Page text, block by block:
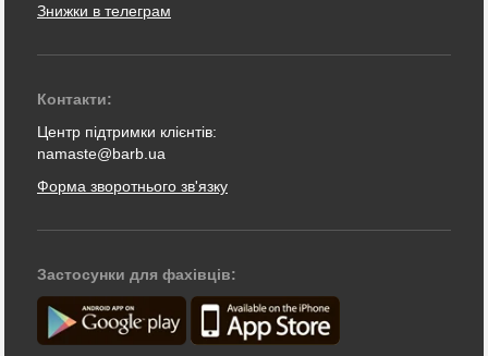
Знижки в телеграм
Контакти:
Центр підтримки клієнтів:
namaste@barb.ua
Форма зворотнього зв'язку
Застосунки для фахівців: